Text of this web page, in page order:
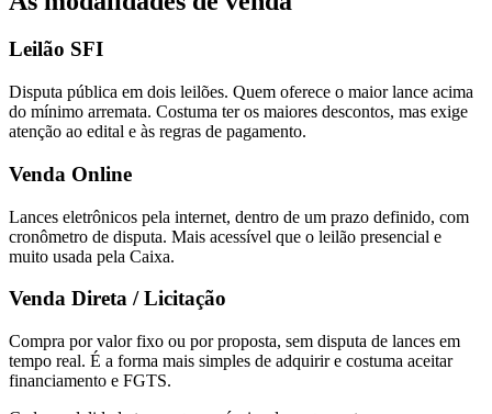
Leilão SFI
Disputa pública em dois leilões. Quem oferece o maior lance acima
do mínimo arremata. Costuma ter os maiores descontos, mas exige
atenção ao edital e às regras de pagamento.
Venda Online
Lances eletrônicos pela internet, dentro de um prazo definido, com
cronômetro de disputa. Mais acessível que o leilão presencial e
muito usada pela Caixa.
Venda Direta / Licitação
Compra por valor fixo ou por proposta, sem disputa de lances em
tempo real. É a forma mais simples de adquirir e costuma aceitar
financiamento e FGTS.